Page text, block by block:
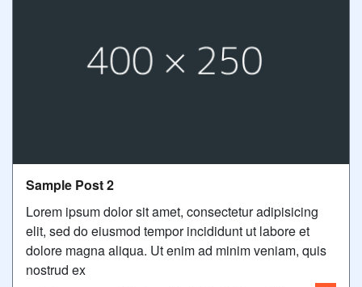
Sample Post 2
Lorem ipsum dolor sit amet, consectetur adipisicing
elit, sed do eiusmod tempor incididunt ut labore et
dolore magna aliqua. Ut enim ad minim veniam, quis
nostrud ex